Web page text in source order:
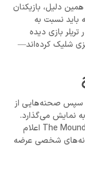
دلیل، بازیکنان
باید نسبت به
بازی دیده
شلیک کرده‌اند—
و سپس صحنه‌هایی از
نمایش می‌گذارد.
هنوز تاریخ انتشار دقیقی برای The Mound: Omen of Cthulhu اعلام
شخصی عرضه